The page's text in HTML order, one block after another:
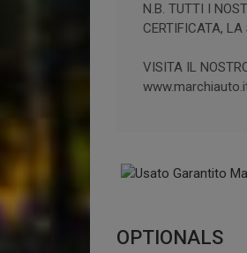
N.B. TUTTI I
CERTIFICATA,
VISITA IL
OPTIONALS